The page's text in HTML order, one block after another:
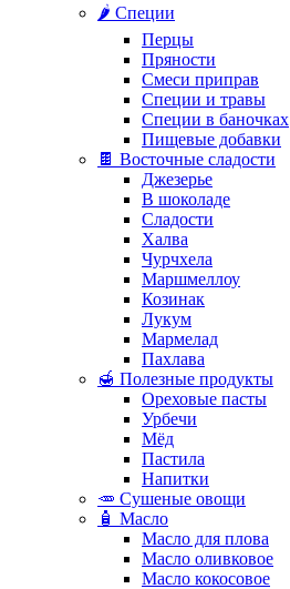
🌶️ Специи
Перцы
Пряности
Смеси приправ
Специи и травы
Специи в баночках
Пищевые добавки
🍫 Восточные сладости
Джезерье
В шоколаде
Сладости
Халва
Чурчхела
Маршмеллоу
Козинак
Лукум
Мармелад
Пахлава
🍯 Полезные продукты
Ореховые пасты
Урбечи
Мёд
Пастила
Напитки
🥕 Сушеные овощи
🧴 Масло
Масло для плова
Масло оливковое
Масло кокосовое